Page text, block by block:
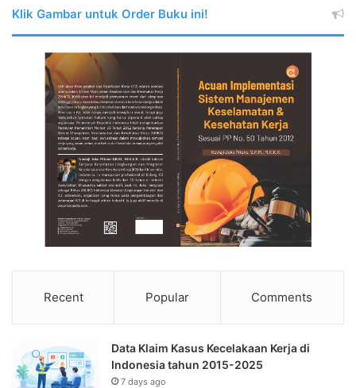
Klik Gambar untuk Order Buku ini!
Recent Popular Comments
Data Klaim Kasus Kecelakaan Kerja di
Indonesia tahun 2015-2025
7 days ago